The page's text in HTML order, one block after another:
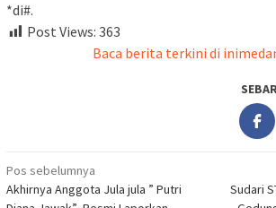
*di#.
Post Views: 363
Baca berita terkini di
Navigasi
pos
Pos sebelumnya
Akhirnya Anggota Jula jula ” Putri
Sudari